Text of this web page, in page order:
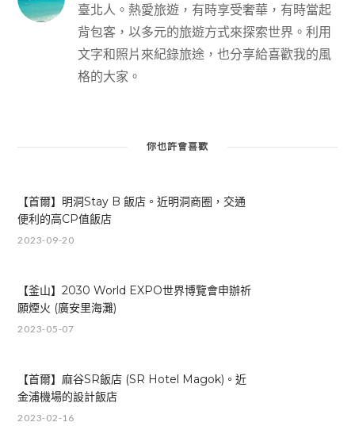
臺北人。熱愛旅遊，有時享受奢華，有時當起
背包客，以多元的旅遊方式來探索世界。利用
文字和照片來紀錄旅途，也分享給喜歡我的風
格的大家。
你也許會喜歡
【首爾】明洞Stay B 飯店。近明洞商圈，交通
便利的高CP值飯店
2023-09-20
【釜山】2030 World EXPO世界博覽會申辦祈
願煙火 (廣安里海灘)
2023-05-07
【首爾】麻谷SR飯店 (SR Hotel Magok)。近
金浦機場的設計飯店
2023-02-16